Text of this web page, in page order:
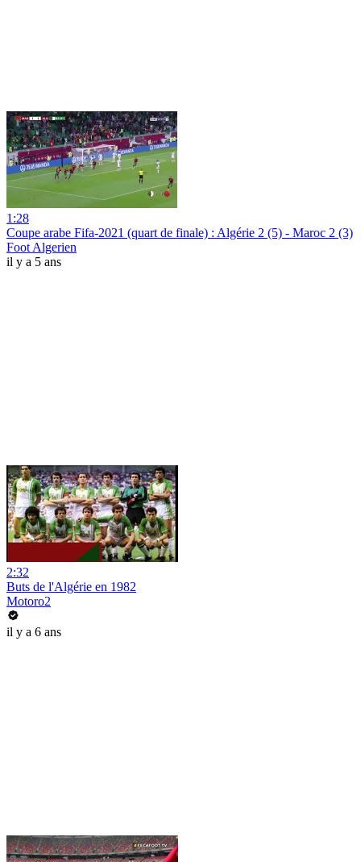
1:28
Coupe arabe Fifa-2021 (quart de finale) : Algérie 2 (5) - Maroc 2 (3)
Foot Algerien
il y a 5 ans
2:32
Buts de l'Algérie en 1982
Motoro2
il y a 6 ans